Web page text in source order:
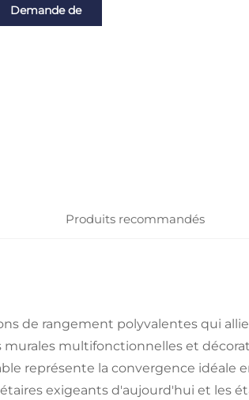
Demande de
Produits recommandés
de rangement polyvalentes qui
murales multifonctionnelles et
représente la convergence idéale
exigeants d'aujourd'hui et les